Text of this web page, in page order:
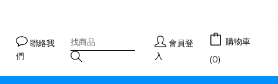
聯絡我
們
會員登
入
購物車
(0)